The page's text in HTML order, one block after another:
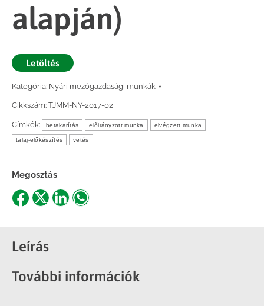
alapján)
Letöltés
Kategória: Nyári mezőgazdasági munkák
Cikkszám: TJMM-NY-2017-02
Címkék: betakarítás előirányzott munka elvégzett munka
talaj-előkészítés vetés
Megosztás
Share
Facebook
Share
X
ShareShare
Leírás
További információk